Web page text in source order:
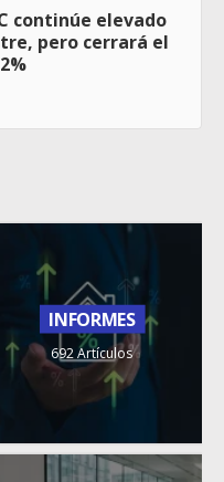
continúe elevado
pero cerrará el
INFORMES
692 Artículos